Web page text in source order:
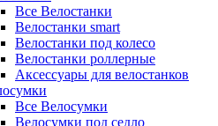
Все Велостанки
Велостанки smart
Велостанки под колесо
Велостанки роллерные
Аксессуары для велостанков
Все Велосумки
Велосумки под седло